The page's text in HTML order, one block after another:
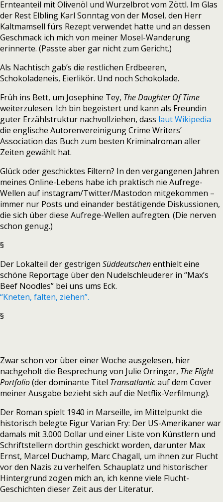
Ernteanteil mit Olivenöl und Wurzelbrot vom Zöttl. Im Glas
der Rest Elbling Karl Sonntag von der Mosel, den Herr
Kaltmamsell fürs Rezept verwendet hatte und an dessen
Geschmack ich mich von meiner Mosel-Wanderung
erinnerte. (Passte aber gar nicht zum Gericht.)
Als Nachtisch gab’s die restlichen Erdbeeren,
Schokoladeneis, Eierlikör. Und noch Schokolade.
Früh ins Bett, um Josephine Tey, The Daughter Of Time
weiterzulesen. Ich bin begeistert und kann als Freundin
guter Erzählstruktur nachvollziehen, dass laut Wikipedia
die englische Autorenvereinigung Crime Writers’
Association das Buch zum besten Kriminalroman aller
Zeiten gewählt hat.
Glück oder geschicktes Filtern? In den vergangenen Jahren
meines Online-Lebens habe ich praktisch nie Aufrege-
Wellen auf instagram/Twitter/Mastodon mitgekommen –
immer nur Posts und einander bestätigende Diskussionen,
die sich über diese Aufrege-Wellen aufregten. (Die nerven
schon genug.)
§
Der Lokalteil der gestrigen Süddeutschenenthielt eine
schöne Reportage über den Nudelschleuderer in “Max’s
Beef Noodles” bei uns ums Eck.
“Kneten, falten, ziehen”.
§
Zwar schon vor über einer Woche ausgelesen, hier
nachgeholt die Besprechung von Julie Orringer, The Flight
Portfolio(der dominante Titel Transatlanticauf dem Cover
meiner Ausgabe bezieht sich auf die Netflix-Verfilmung).
Der Roman spielt 1940 in Marseille, im Mittelpunkt die
historisch belegte Figur Varian Fry: Der US-Amerikaner war
damals mit 3.000 Dollar und einer Liste von Künstlern und
Schriftstellern dorthin geschickt worden, darunter Max
Ernst, Marcel Duchamp, Marc Chagall, um ihnen zur Flucht
vor den Nazis zu verhelfen. Schauplatz und historischer
Hintergrund zogen mich an, ich kenne viele Flucht-
Geschichten dieser Zeit aus der Literatur.